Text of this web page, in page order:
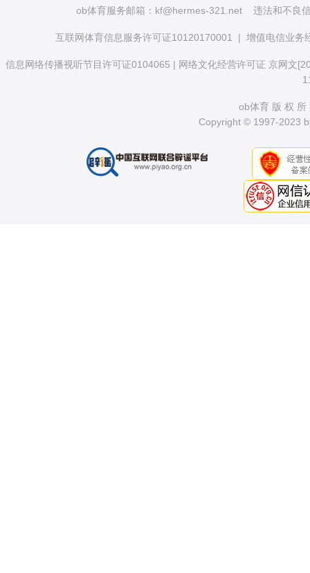
ob体育服务邮箱： kf@hermes-321.net 违法和不良
互联网体育信息服务许可证10120170001 | 增值电信业务
信息网络传播视听节目许可证0104065 | 网络文化经营许可证 京网文
ob体育 版 权 所
Copyright © 1997-2023